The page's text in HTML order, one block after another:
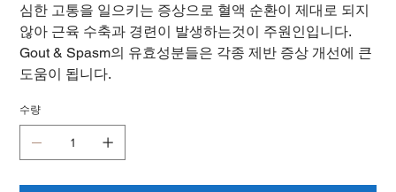
심한 고통을 일으키는 증상으로 혈액 순환이 제대로 되지
않아 근육 수축과 경련이 발생하는것이 주원인입니다.
Gout & Spasm의 유효성분들은 각종 제반 증상 개선에 큰
도움이 됩니다.
수량